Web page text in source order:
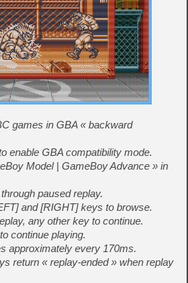
games in GBA « backward
enable GBA compatibility mode.
Model | GameBoy Advance » in
paused replay.
and [RIGHT] keys to browse.
any other key to continue.
continue playing.
approximately every 170ms.
return « replay-ended » when replay